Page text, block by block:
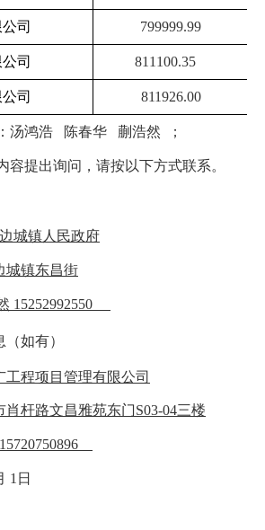
司 799999.99
司 811100.35
司 811926.00
：汤鸿浩 陈春华 蒯浩然 ；
容提出询问，请按以下方式联系。
城镇人民政府
城镇东昌街
15252992550
如有）
工程项目管理有限公司
肖杆路文昌雅苑东门S03-04三楼
15720750896
1 日